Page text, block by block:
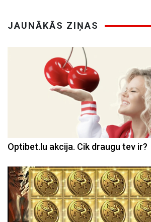
JAUNĀKĀS ZIŅAS
Optibet.lu akcija. Cik draugu tev ir?